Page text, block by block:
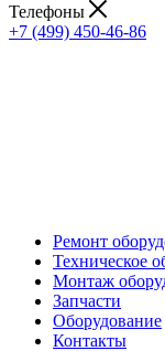
Телефоны
+7 (499) 450-46-86
Ремонт
Техническое
Монтаж
Запчасти
Оборудование
Контакты